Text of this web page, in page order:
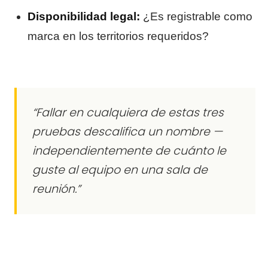
Disponibilidad legal: ¿Es registrable como
marca en los territorios requeridos?
“Fallar en cualquiera de estas tres
pruebas descalifica un nombre —
independientemente de cuánto le
guste al equipo en una sala de
reunión.”